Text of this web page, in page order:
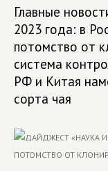
Главные
2023 года: в
потомство от
система
РФ и Китая
сорта чая